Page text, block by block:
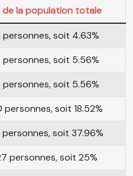
de la population totale
personnes, soit 4.63%
personnes, soit 5.56%
personnes, soit 5.56%
personnes, soit 18.52%
personnes, soit 37.96%
personnes, soit 25%